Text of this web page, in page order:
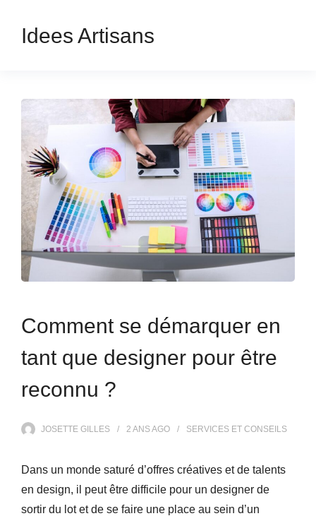
Idees Artisans
Comment se démarquer en
tant que designer pour être
reconnu ?
JOSETTE GILLES 2 ANSAGO SERVICES ET CONSEILS
Dans un monde saturé d’offres créatives et de talents
en design, il peut être difficile pour un designer de
sortir du lot et de se faire une place au sein d’un